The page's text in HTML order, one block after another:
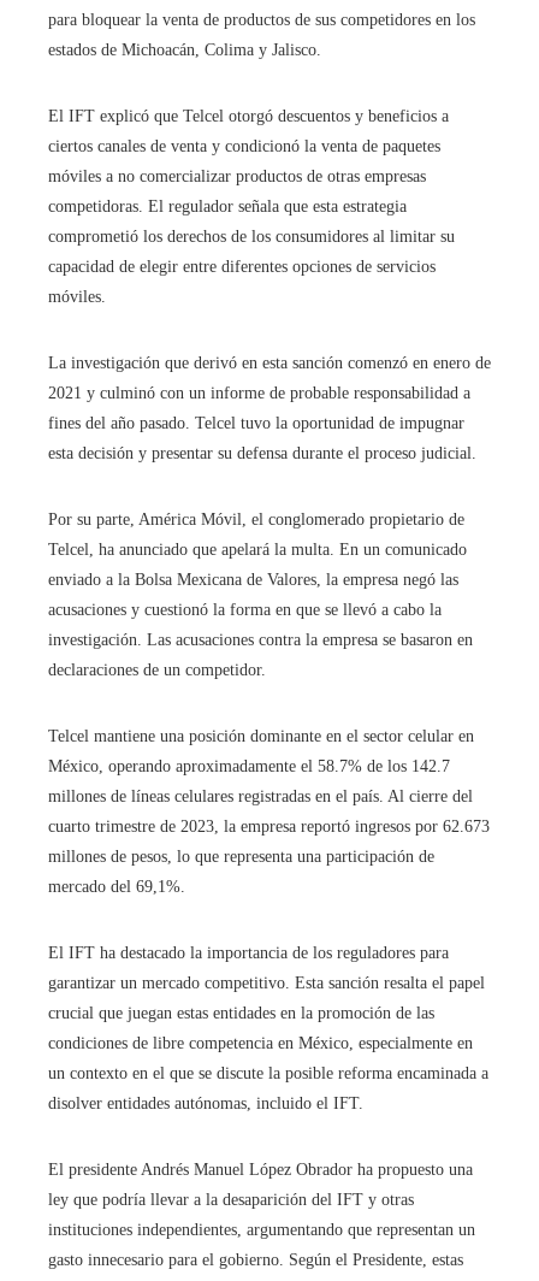
para bloquear la venta de productos de sus competidores en los
estados de Michoacán, Colima y Jalisco.
El IFT explicó que Telcel otorgó descuentos y beneficios a
ciertos canales de venta y condicionó la venta de paquetes
móviles a no comercializar productos de otras empresas
competidoras. El regulador señala que esta estrategia
comprometió los derechos de los consumidores al limitar su
capacidad de elegir entre diferentes opciones de servicios
móviles.
La investigación que derivó en esta sanción comenzó en enero de
2021 y culminó con un informe de probable responsabilidad a
fines del año pasado. Telcel tuvo la oportunidad de impugnar
esta decisión y presentar su defensa durante el proceso judicial.
Por su parte, América Móvil, el conglomerado propietario de
Telcel, ha anunciado que apelará la multa. En un comunicado
enviado a la Bolsa Mexicana de Valores, la empresa negó las
acusaciones y cuestionó la forma en que se llevó a cabo la
investigación. Las acusaciones contra la empresa se basaron en
declaraciones de un competidor.
Telcel mantiene una posición dominante en el sector celular en
México, operando aproximadamente el 58.7% de los 142.7
millones de líneas celulares registradas en el país. Al cierre del
cuarto trimestre de 2023, la empresa reportó ingresos por 62.673
millones de pesos, lo que representa una participación de
mercado del 69,1%.
El IFT ha destacado la importancia de los reguladores para
garantizar un mercado competitivo. Esta sanción resalta el papel
crucial que juegan estas entidades en la promoción de las
condiciones de libre competencia en México, especialmente en
un contexto en el que se discute la posible reforma encaminada a
disolver entidades autónomas, incluido el IFT.
El presidente Andrés Manuel López Obrador ha propuesto una
ley que podría llevar a la desaparición del IFT y otras
instituciones independientes, argumentando que representan un
gasto innecesario para el gobierno. Según el Presidente, estas